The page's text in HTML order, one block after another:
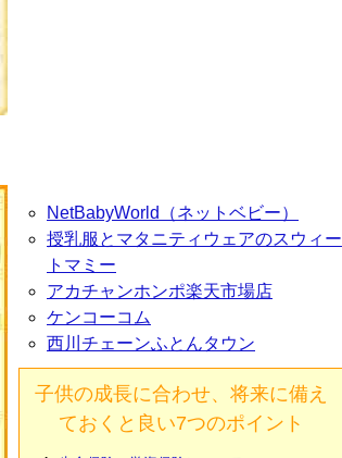
NetBabyWorld（ネットベビー）
授乳服とマタニティウェアのスウィー
トマミー
アカチャンホンポ楽天市場店
ケンコーコム
西川チェーンふとんタウン
子供の成長に合わせ、将来に備え
ておくと良い7つのポイント